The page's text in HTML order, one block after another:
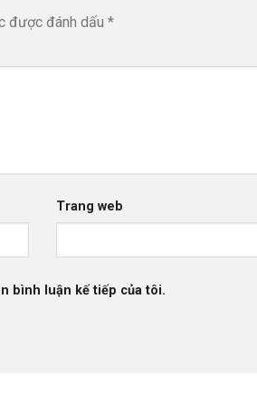
được đánh dấu *
Trang web
bình luận kế tiếp của tôi.